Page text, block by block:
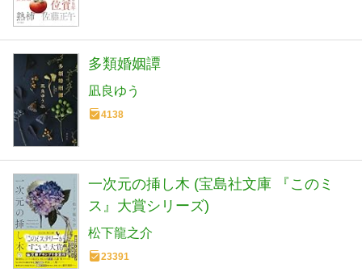
多類婚姻譚
凪良ゆう
4138
一次元の挿し木 (宝島社文庫 『このミ
ス』大賞シリーズ)
松下龍之介
23391